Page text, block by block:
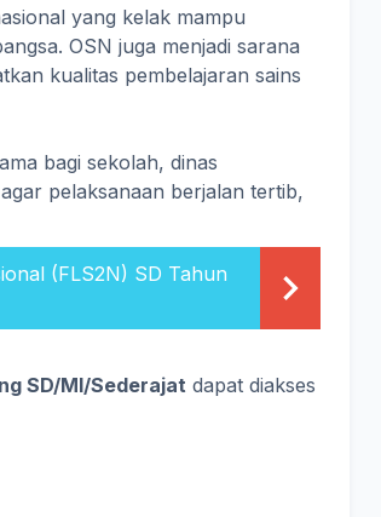
yang kelak mampu
OSN juga menjadi sarana
kualitas pembelajaran sains
bagi sekolah, dinas
pelaksanaan berjalan tertib,
(FLS2N) SD Tahun
SD/MI/Sederajat dapat diakses